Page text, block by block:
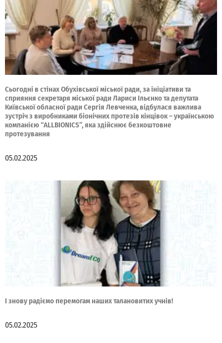
Сьогодні в стінах Обухівської міської ради, за ініціативи та
сприяння секретаря міської ради Лариси Ільєнко та депутата
Київської обласної ради Сергія Левченка, відбулася важлива
зустріч з виробниками біонічних протезів кінцівок – українською
компанією “ALLBIONICS”, яка здійснює безкоштовне
протезування
05.02.2025
І знову радіємо перемогам наших талановитих учнів!
05.02.2025